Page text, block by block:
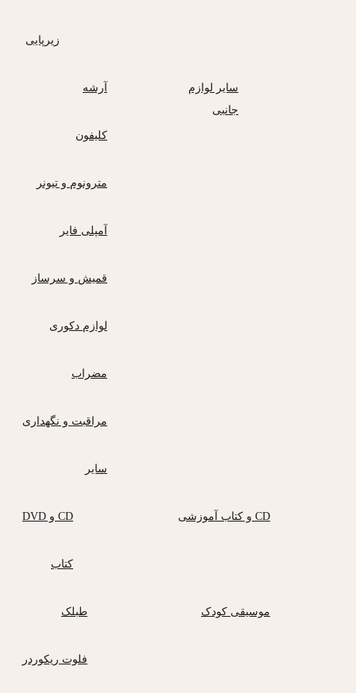
زیرپایی
سایر لوازم
جانبی
آرشه
کلیفون
مترونوم و تیونر
آمپلی فایر
قمیش و سرساز
لوازم دکوری
مضراب
مراقبت و نگهداری
سایر
CD و کتاب آموزشی CD و DVD
کتاب
موسیقی کودک طبلک
فلوت ریکوردر